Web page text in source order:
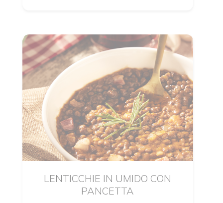
LENTICCHIE IN UMIDO CON
PANCETTA